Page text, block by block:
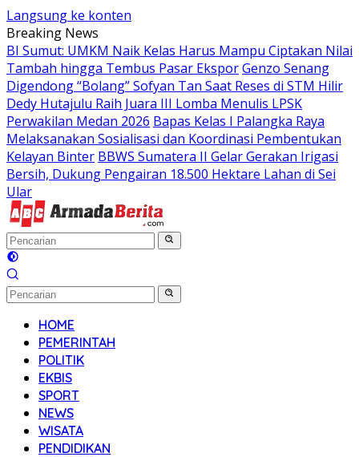
Langsung ke konten
Breaking News
BI Sumut: UMKM Naik Kelas Harus Mampu Ciptakan Nilai
Tambah hingga Tembus Pasar EksporGenzo Senang
Digendong “Bolang” Sofyan Tan Saat Reses di STM Hilir
Dedy Hutajulu Raih Juara III Lomba Menulis LPSK
Perwakilan Medan 2026 Bapas Kelas I Palangka Raya
Melaksanakan Sosialisasi dan Koordinasi Pembentukan
Kelayan Binter BBWS Sumatera II Gelar Gerakan Irigasi
Bersih, Dukung Pengairan 18.500 Hektare Lahan di Sei
Ular
HOME
PEMERINTAH
POLITIK
EKBIS
SPORT
NEWS
WISATA
PENDIDIKAN